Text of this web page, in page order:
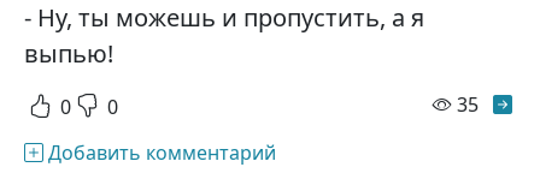
- Ну, ты можешь и пропустить, а я
выпью!
0 0 35
Добавить комментарий